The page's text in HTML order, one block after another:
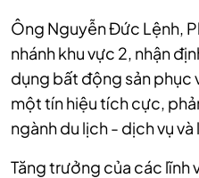
Ông Nguyễn Đức Lệnh,
nhánh khu vực 2, nhận
dụng bất động sản phục
một tín hiệu tích cực,
ngành du lịch - dịch vụ
Tăng trưởng của các lĩnh